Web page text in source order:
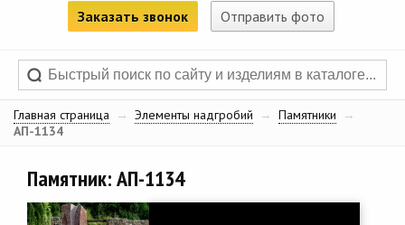
Заказать звонок Отправить фото
Главная страница → Элементы надгробий → Памятники
→
АП-1134
Памятник: АП-1134